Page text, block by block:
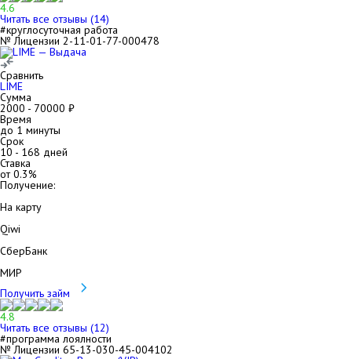
4.6
Читать все отзывы (14)
#круглосуточная работа
№ Лицензии 2-11-01-77-000478
Сравнить
LIME
Сумма
2000 - 70000 ₽
Время
до 1 минуты
Срок
10 - 168 дней
Ставка
от0.3%
Получение:
На карту
Qiwi
СберБанк
МИР
Получить займ
4.8
Читать все отзывы (12)
#программа лоялности
№ Лицензии 65-13-030-45-004102